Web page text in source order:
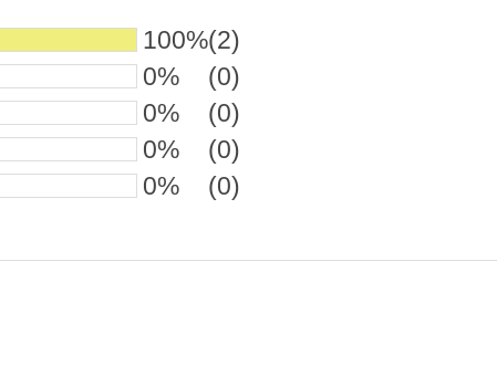
100%(2)
0%
(0)
0%
(0)
0%
(0)
0%
(0)